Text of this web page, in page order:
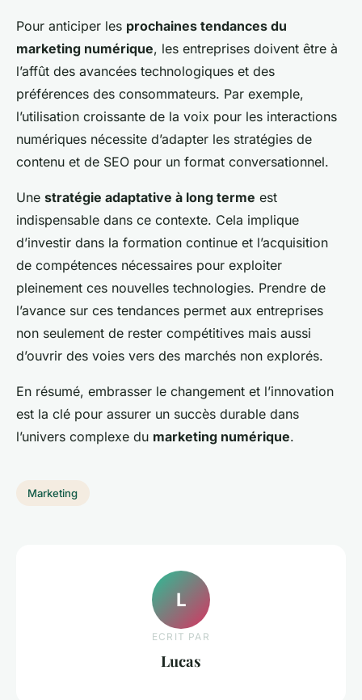
Pour anticiper les prochaines tendances du
marketing numérique, les entreprises doivent être à
l’affût des avancées technologiques et des
préférences des consommateurs. Par exemple,
l’utilisation croissante de la voix pour les interactions
numériques nécessite d’adapter les stratégies de
contenu et de SEO pour un format conversationnel.
Une stratégie adaptative à long terme est
indispensable dans ce contexte. Cela implique
d’investir dans la formation continue et l’acquisition
de compétences nécessaires pour exploiter
pleinement ces nouvelles technologies. Prendre de
l’avance sur ces tendances permet aux entreprises
non seulement de rester compétitives mais aussi
d’ouvrir des voies vers des marchés non explorés.
En résumé, embrasser le changement et l’innovation
est la clé pour assurer un succès durable dans
l’univers complexe du marketing numérique.
Marketing
L
ECRIT PAR
Lucas